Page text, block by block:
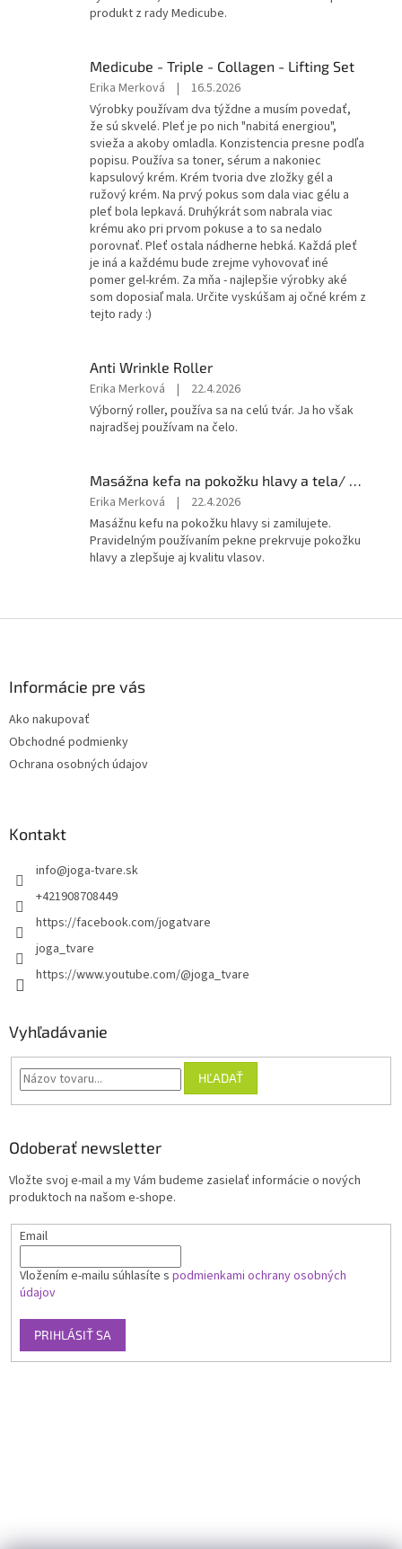
z
5
produkt z rady Medicube.
Medicube - Triple - Collagen - Lifting Set
Hodnotenie
produktu
je
5
z
5
hviezdičiek.
Erika Merková |
16.5.2026
Výrobky používam dva týždne a musím povedať,
že sú skvelé. Pleť je po nich "nabitá energiou",
svieža a akoby omladla. Konzistencia presne podľa
popisu. Používa sa toner, sérum a nakoniec
kapsulový krém. Krém tvoria dve zložky gél a
ružový krém. Na prvý pokus som dala viac gélu a
pleť bola lepkavá. Druhýkrát som nabrala viac
krému ako pri prvom pokuse a to sa nedalo
porovnať. Pleť ostala nádherne hebká. Každá pleť
je iná a každému bude zrejme vyhovovať iné
pomer gel-krém. Za mňa - najlepšie výrobky aké
som doposiaľ mala. Určite vyskúšam aj očné krém z
tejto rady :)
Anti Wrinkle Roller
Hodnotenie
produktu
je
5
hviezdičiek.
Erika Merková |
22.4.2026
Výborný roller, používa sa na celú tvár. Ja ho však
najradšej používam na čelo.
Masážna kefa na pokožku hlavy a tela/ stredná
Hodnotenie
produktu
je
5
Erika Merková |
22.4.2026
Masážnu kefu na pokožku hlavy si zamilujete.
Pravidelným používaním pekne prekrvuje pokožku
hlavy a zlepšuje aj kvalitu vlasov.
Informácie pre vás
Ako nakupovať
Obchodné podmienky
Ochrana osobných údajov
Kontakt
info@joga-tvare.sk
+421908708449
https://facebook.com/jogatvare
joga_tvare
https://www.youtube.com/@joga_tvare
Vyhľadávanie
HĽADAŤ
Odoberať newsletter
Vložte svoj e-mail a my Vám budeme zasielať informácie o nových
produktoch na našom e-shope.
Email
Vložením e-mailu súhlasíte s podmienkami ochrany osobných
údajov
PRIHLÁSIŤ SA